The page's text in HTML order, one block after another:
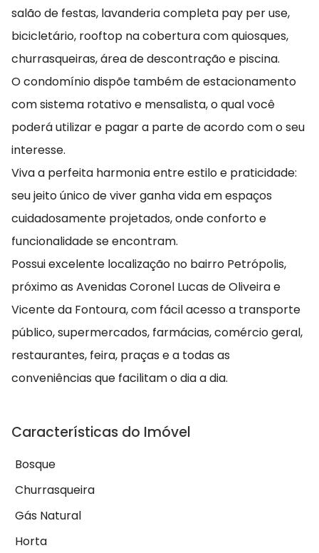
salão de festas, lavanderia completa pay per use,
bicicletário, rooftop na cobertura com quiosques,
churrasqueiras, área de descontração e piscina.
O condomínio dispõe também de estacionamento
com sistema rotativo e mensalista, o qual você
poderá utilizar e pagar a parte de acordo com o seu
interesse.
Viva a perfeita harmonia entre estilo e praticidade:
seu jeito único de viver ganha vida em espaços
cuidadosamente projetados, onde conforto e
funcionalidade se encontram.
Possui excelente localização no bairro Petrópolis,
próximo as Avenidas Coronel Lucas de Oliveira e
Vicente da Fontoura, com fácil acesso a transporte
público, supermercados, farmácias, comércio geral,
restaurantes, feira, praças e a todas as
conveniências que facilitam o dia a dia.
Características do Imóvel
Bosque
Churrasqueira
Gás Natural
Horta